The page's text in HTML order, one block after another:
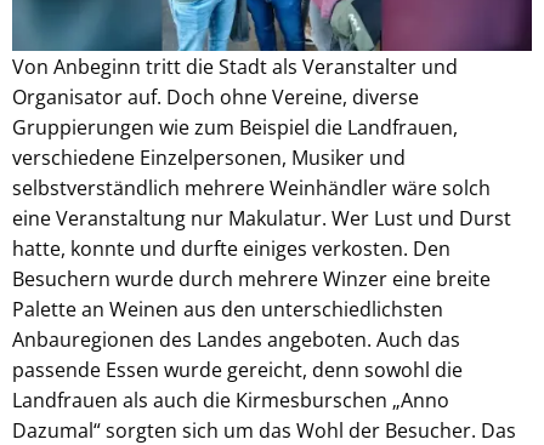
Von Anbeginn tritt die Stadt als Veranstalter und
Organisator auf. Doch ohne Vereine, diverse
Gruppierungen wie zum Beispiel die Landfrauen,
verschiedene Einzelpersonen, Musiker und
selbstverständlich mehrere Weinhändler wäre solch
eine Veranstaltung nur Makulatur. Wer Lust und Durst
hatte, konnte und durfte einiges verkosten. Den
Besuchern wurde durch mehrere Winzer eine breite
Palette an Weinen aus den unterschiedlichsten
Anbauregionen des Landes angeboten. Auch das
passende Essen wurde gereicht, denn sowohl die
Landfrauen als auch die Kirmesburschen „Anno
Dazumal“ sorgten sich um das Wohl der Besucher. Das